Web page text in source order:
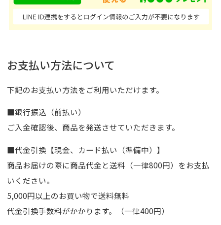
お支払い方法について
下記のお支払い方法をご利用いただけます。
■銀行振込（前払い）
ご入金確認後、商品を発送させていただきます。
■代金引換【現金、カード払い（準備中）】
商品お届けの際に商品代金と送料（一律800円）をお支払
いください。
5,000円以上のお買い物で送料無料
代金引換手数料がかかります。（一律400円）